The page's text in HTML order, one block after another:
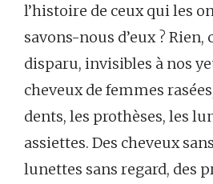
l’histoire de ceux qui les
savons-nous d’eux ? Rien,
disparu, invisibles à nos
cheveux de femmes
dents, les prothèses, les
assiettes. Des cheveux
lunettes sans regard, des